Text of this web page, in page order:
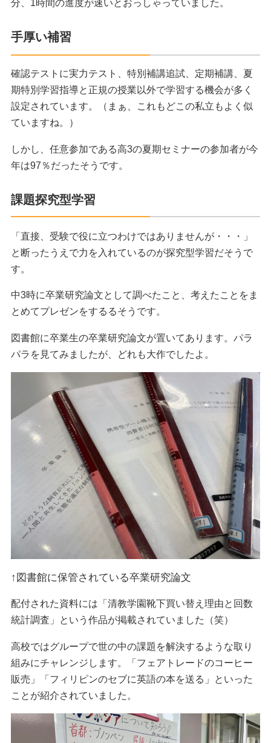
分、1時間の進度が速いとおっしゃっていました。
手厚い補習
確認テストに実力テスト、特別補講追試、定期補講、夏
期特別学習指導と正規の授業以外で学習する機会が多く
設定されています。
（まぁ、これもどこの私立もよく似
ていますね。）
しかし、任意参加である高3の夏期セミナーの参加者が今
年は97％だったそうです。
課題探究型学習
「直接、受験で役に立つわけではありませんが・・・」
と断ったうえで力を入れているのが探究型学習だそうで
す。
中3時に卒業研究論文として調べたこと、考えたことをま
とめてプレゼンをするるそうです。
図書館に卒業生の卒業研究論文が置いてあります。パラ
パラを見てみましたが、どれも大作でしたよ。
↑図書館に保管されている卒業研究論文
配付された資料には「清教学園靴下買い替え理由と回数
統計調査」という作品が掲載されていました（笑）
高校ではグループで世の中の課題を解決するような取り
組みにチャレンジします。「フェアトレードのコーヒー
販売」「フィリピンのセブに英語の本を送る」といった
ことが紹介されていました。